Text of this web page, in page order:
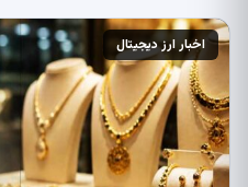
اخبار ارز دیجیتال